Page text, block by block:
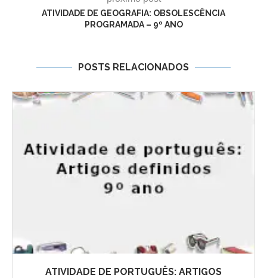
ATIVIDADE DE GEOGRAFIA: OBSOLESCÊNCIA
PROGRAMADA – 9º ANO
POSTS RELACIONADOS
ATIVIDADE DE PORTUGUÊS: ARTIGOS